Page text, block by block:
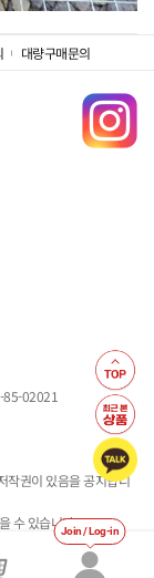
Join / Log-in
대량구매문의
85-02021
작권이 있음을 공지합니
수 있습니다.